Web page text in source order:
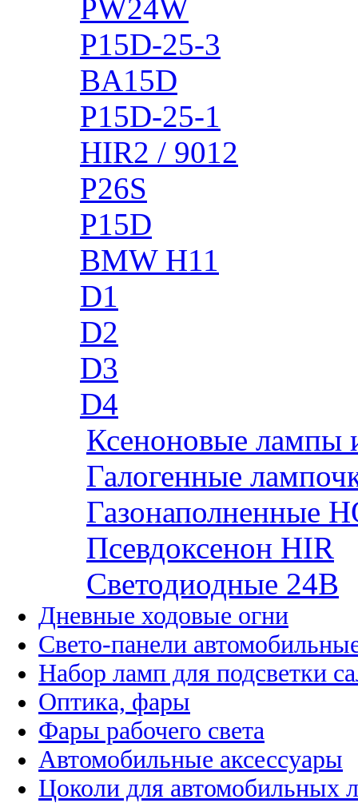
PW24W
P15D-25-3
BA15D
P15D-25-1
HIR2 / 9012
P26S
P15D
BMW H11
D1
D2
D3
D4
Ксеноновые лампы
Галогенные
Газонаполненные
Псевдоксенон HIR
Cветодиодные 24B
Дневные ходовые огни
Свето-панели
Набор ламп для подсветки
Оптика, фары
Фары рабочего света
Автомобильные аксессуары
Цоколи для автомобильных